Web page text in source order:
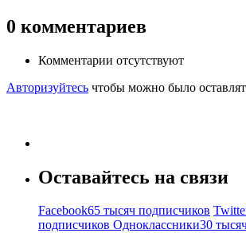
0 комментариев
Комментарии отсутствуют
Авторизуйтесь чтобы можно было
Оставайтесь на связи
Facebook65 тысяч подписчиков
подписчиков Одноклассники30